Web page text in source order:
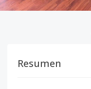
Resumen